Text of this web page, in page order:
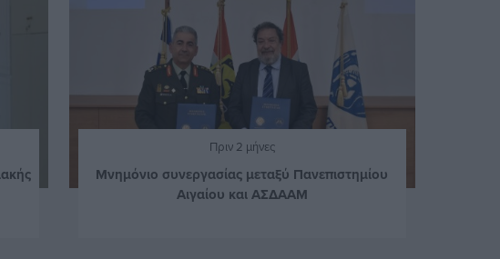
Πριν 2 μήνες
Μνημόνιο συνεργασίας μεταξύ Πανεπιστημίου
Αιγαίου και ΑΣΔΑΑΜ